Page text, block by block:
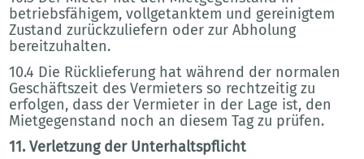
betriebsfähigem, vollgetanktem und gereinigtem
Zustand zurückzuliefern oder zur Abholung
bereitzuhalten.
10.4 Die Rücklieferung hat während der normalen
Geschäftszeit des Vermieters so rechtzeitig zu
erfolgen, dass der Vermieter in der Lage ist, den
Mietgegenstand noch an diesem Tag zu prüfen.
11. Verletzung der Unterhaltspflicht